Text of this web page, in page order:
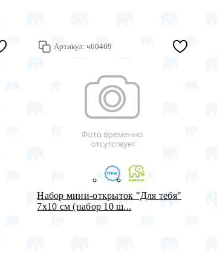
Артикул: ч60469
Набор мини-открыток "Для тебя"
7х10 см (набор 10 ш...